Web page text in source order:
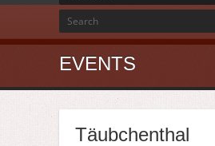
EVENTS
Täubchenthal